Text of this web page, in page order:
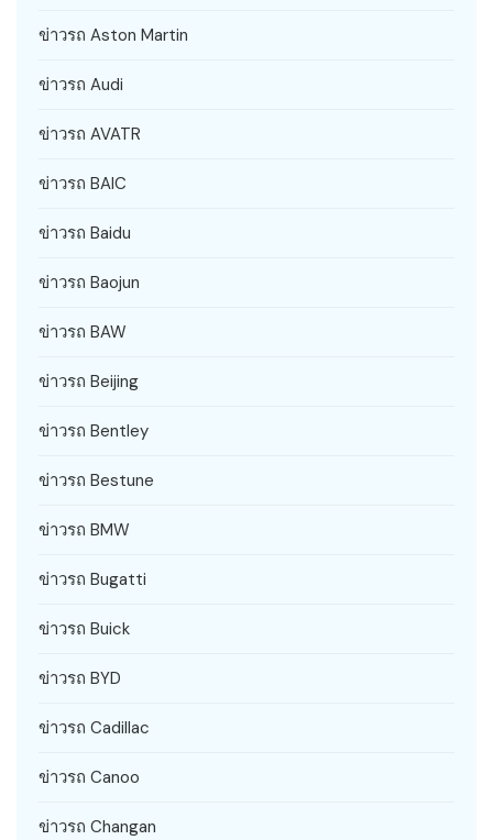
ข่าวรถ Aston Martin
ข่าวรถ Audi
ข่าวรถ AVATR
ข่าวรถ BAIC
ข่าวรถ Baidu
ข่าวรถ Baojun
ข่าวรถ BAW
ข่าวรถ Beijing
ข่าวรถ Bentley
ข่าวรถ Bestune
ข่าวรถ BMW
ข่าวรถ Bugatti
ข่าวรถ Buick
ข่าวรถ BYD
ข่าวรถ Cadillac
ข่าวรถ Canoo
ข่าวรถ Changan